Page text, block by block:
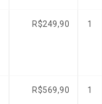
R$249,90 1
R$569,90 1